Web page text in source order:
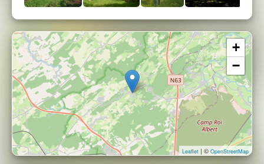
+
−
Leaflet | © OpenStreetMap